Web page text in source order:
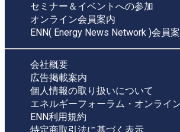
セミナー＆イベントへの参加
オンライン会員案内
ENN( Energy News Network )会員
会社概要
広告掲載案内
個人情報の取り扱いについて
エネルギーフォーラム・オンライ
ENN利用規約